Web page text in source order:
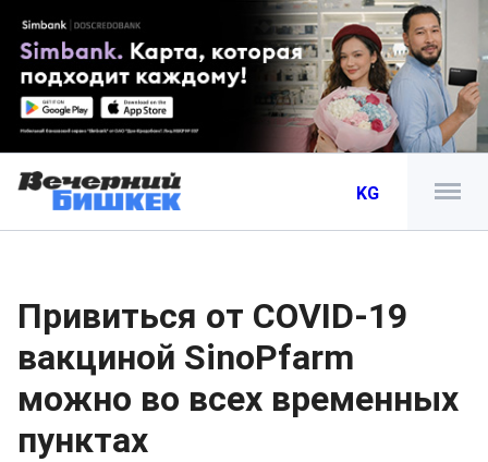
KG
Привиться от COVID-19
вакциной SinoPfarm
можно во всех временных
пунктах